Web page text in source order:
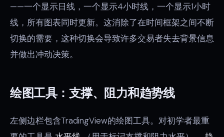
——一个显示日线，一个显示4小时线，一个显示1小时
线，所有图表同时更新。这消除了在时间框架之间不断
切换的需要，这种切换会导致许多交易者失去背景信息
并做出冲动决策。
绘图工具：支撑、阻力和趋势线
左侧边栏包含TradingView的绘图工具。对初学者最重